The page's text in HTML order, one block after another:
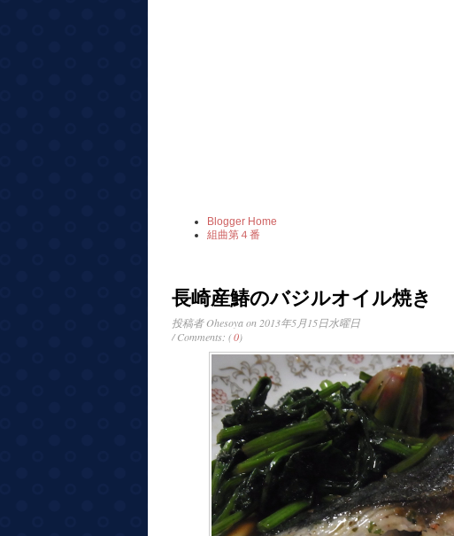
Blogger Home
組曲第４番
長崎産鰆のバジルオイル焼き
投稿者Ohesoyaon 2013年5月15日水曜日
/ Comments: (0)